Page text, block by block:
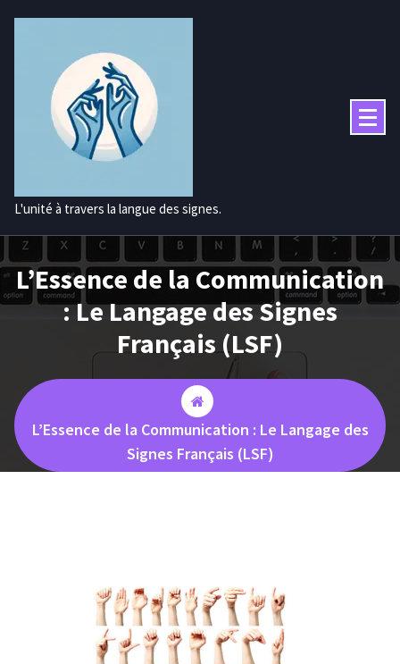
L'unité à travers la langue des signes.
L’Essence de la Communication
: Le Langage des Signes
Français (LSF)
L’Essence de la Communication : Le Langage des
Signes Français (LSF)